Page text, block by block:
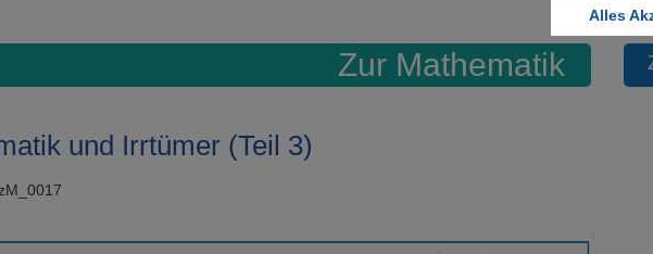
Alles
Zur Mathematik
und Irrtümer (Teil 3)